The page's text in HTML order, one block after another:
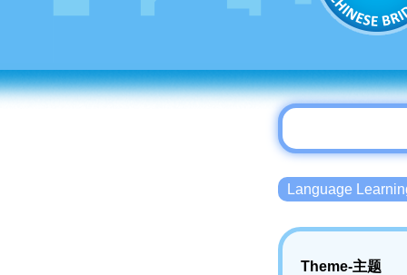
Language
Theme-主题